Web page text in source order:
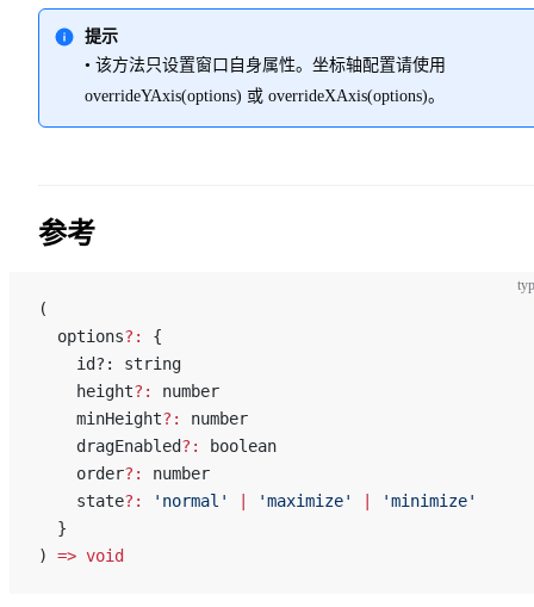
提示
• 该方法只设置窗口自身属性。坐标轴配置请使用
overrideYAxis(options) 或 overrideXAxis(options)。
参考
(
  options
?:
{
    id?: string
    height
?:
number
    minHeight
?:
number
    dragEnabled
?:
boolean
    order
?:
number
    state
?: 'normal' | 'maximize' |
'minimize'
  }
) => void